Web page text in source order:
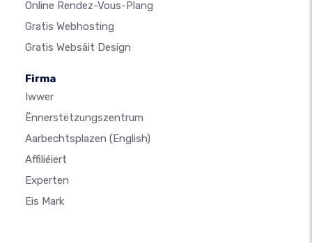
Online Rendez-Vous-Plang
Gratis Webhosting
Gratis Websäit Design
Firma
Iwwer
Ënnerstëtzungszentrum
Aarbechtsplazen (English)
Affiliéiert
Experten
Eis Mark